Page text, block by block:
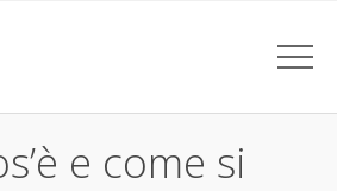
e come si